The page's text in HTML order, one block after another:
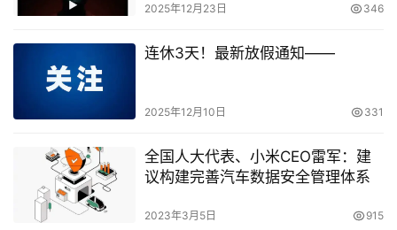
2025年12月23日 346
连休3天！最新放假通知——
2025年12月10日 331
全国人大代表、小米CEO雷军：建
议构建完善汽车数据安全管理体系
2023年3月5日 915